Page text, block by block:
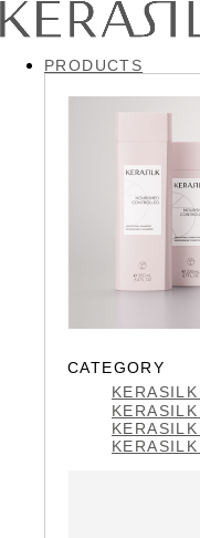
PRODUCTS
CATEGORY